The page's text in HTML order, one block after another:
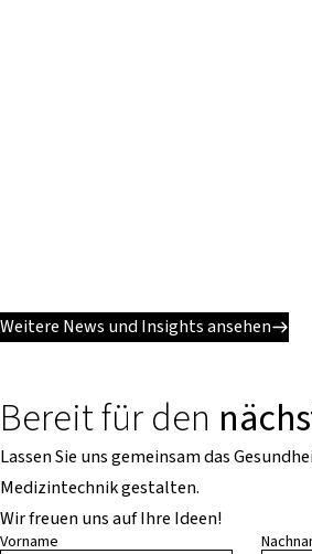
Weitere News und Insights ansehen
Bereit für den
Lassen Sie uns gemeinsam das
Medizintechnik gestalten.
Wir freuen uns auf Ihre Ideen!
Vorname